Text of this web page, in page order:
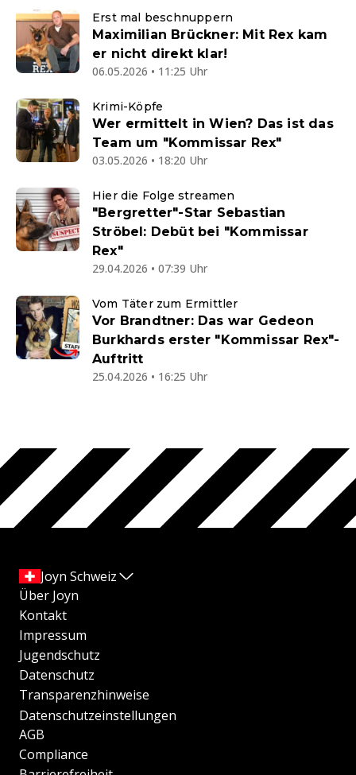
Erst mal beschnuppern
Maximilian Brückner: Mit Rex kam
er nicht direkt klar!
06.05.2026 • 11:25 Uhr
Krimi-Köpfe
Wer ermittelt in Wien? Das ist das
Team um "Kommissar Rex"
03.05.2026 • 18:20 Uhr
Hier die Folge streamen
"Bergretter"-Star Sebastian
Ströbel: Debüt bei "Kommissar
Rex"
29.04.2026 • 07:39 Uhr
Vom Täter zum Ermittler
Vor Brandtner: Das war Gedeon
Burkhards erster "Kommissar Rex"-
Auftritt
25.04.2026 • 16:25 Uhr
Joyn Schweiz
Über Joyn
Kontakt
Impressum
Jugendschutz
Datenschutz
Transparenzhinweise
Datenschutzeinstellungen
AGB
Compliance